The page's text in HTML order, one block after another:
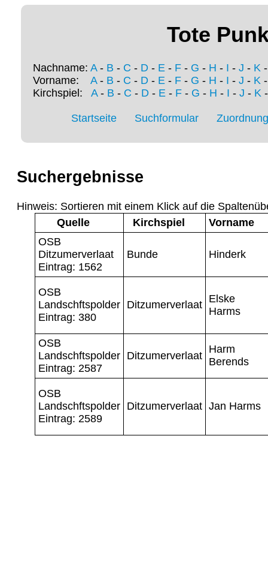
Tote
Nachname: A- B - C - D - E - F - G - H - I - J - K
Vorname: A- B - C - D - E - F - G - H - I - J - K
Kirchspiel: A- B - C - D- E- F- G - H - I - J - K
Startseite Suchformular
Suchergebnisse
Hinweis: Sortieren mit einem Klick auf die
Quelle
Kirchspiel
Vorname
OSB
Ditzumerverlaat
Eintrag: 1562
Bunde Hinderk
OSB
Landschftspolder
Eintrag: 380
Ditzumerverlaat Elske
Harms
OSB
Landschftspolder
Eintrag: 2587
Ditzumerverlaat
Harm
Berends
OSB
Landschftspolder
Eintrag: 2589
Ditzumerverlaat Jan Harms